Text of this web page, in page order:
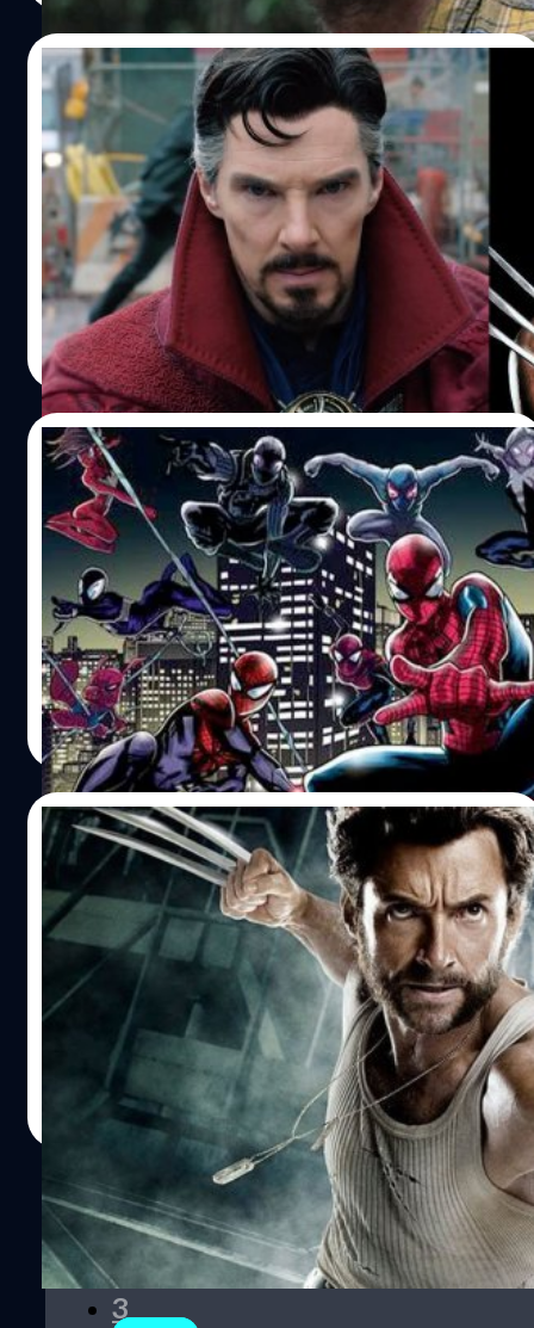
(Wolverine)’ นี่แหละ
21/02/2022
ลือ! ‘Doctor Strange 2’ อาจเปิดตัว
Wolverine (ที่ไม่ใช่ ฮิว แจ็กแมน) ในจักรวาล
MCU
Joseph Deckelmeier ผู้รายงานข่าววง ได้โพสต์ทวีตเกี่ยวกับ
ข่าวลือว่าสุดว่า จะมีการเปิดตัว Wolverine สำหรับจักรวาล
MCU ใน 'Doctor Strange in the Multiverse of Madness'
ด้วย
ปรีดี ฤกษ์วลีกุล| 1627 days ago
Read More
01/01/2022
15 เรื่องราวสุดประหลาดที่คุณไม่เคยรู้เกี่ยวกับ
Spider-Man
Spider-Man ซูเปอร์ฮีโรผู้มีใยแมงมุมเป็นอาวุธหลัก และเป็น
เอกลักษณ์ประจำตัว ผู้กลายเป็นซูเปอร์ฮีโรที่ได้รับความนิยม
ที่สุดของทางฝั่งมาร์เวล นับถึงวันนี้ Spider-Man ก็มีอายุ 59 ปี
แล้ว นับตั้งแต่ถือกำเนิดมาตั้งแต่ปี 1962 จักรวาลการ์ตูนขอ
งมาร์เวล ก็มี Spider-Man ออกมาแล้ว 14 เวอร์ชัน รวมแล้วมี
หนังสือการ์ตูน Spider-Man มากกว่า 500 เล่ม กลายเป็นตัว
การ์ตูนที่มีค่ามากที่สุดของมาร์เวล โดยที่เป็นเอกลักษณ์ของ
ทางฝั่งมาร์เวลแบบเพียว ๆ เพราะไม่มีซูเปอร์ฮีโรที่มีพลัง
คล้ายคลึงกันกับทางฝั่งดีซี แน่นอนว่าระยะเวลาที่ยาวนาน
ขนาดนี้ ย่อมมีเรื่องราวต่าง ๆ เกิดขึ้นกับ Spider-Man มากมาย
หลาย ๆ เรื่องก็ไม่ได้ถูกนำมาขยายต่อในเวอร์ชันภาพยนตร์ ถึง
ตรงนี้ผู้เขียนจึงขอหยิบยก 15 เรื่อง สุดประหลาดที่เชื่อว่าแฟน
ๆ Spider-Man น่าจะยังไม่เคยรับรู้กันมาก่อน
สุชยา เกษจำรัส| 1678 days ago
Read More
10/07/2021
ฮิว แจ็กแมน เคยพลาดใช้กรงเล็บวูล์ฟเวอรีน
แทงสตั๊นสาวเข้าที่แขนจนแผลลึกเป็นรู
เมื่อสัปดาห์ที่ผ่านมา ฮิวจ์ แจ็กแมน (HUGH JACKMAN) เพิ่ง
โพสต์ภาพลงอินสตาแกรมอันเป็นการสร้างเสียงฮือฮาในวงการ
อย่างมาก เพราะเป็นภาพแขนขวาของวูล์ฟเวอรีนที่มาพร้อม 3
กรงเล็บอะดาแมนเทียมอันเป็นเอกลักษณ์ ทำเอาแฟนคลับต่าง
ตีความไปว่า แจ็กแมนจะกลับมาสวมบทบาทเป็นวูล์ฟเวอรีนอีก
ครั้งในจักรวาลภาพยนตร์มาร์เวล แม้ว่าตัวละครวูล์ฟเวอรีนข
องเขาจะตายไปแล้วในหนัง Logan (2017) ก็ตาม ซึ่งผลลัพธ์
จะเผยออกมาอย่างไรก็คอยติดตามข่าวคืบหน้ากันต่อไป แต่
ความเป็นไปได้ที่แจ็กแมนจะกลับมานั้นก็เป็นไปได้ยาก เพราะ
วันนี้เขาก็เข้าสู่วัย 52 ปีไปแล้ว เขาสวมบทบาทวูล์ฟเวอรีนมา
ยาวนานถึง 17 ปีแล้วด้วย
สุชยา เกษจำรัส | 1853 days ago
Read More
1
2
3